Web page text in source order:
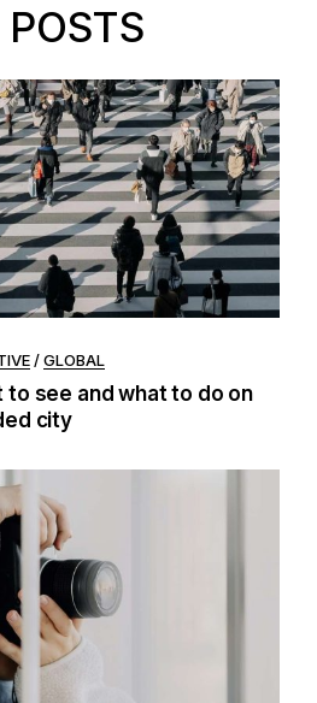
GLOBAL
to see and what to do on
city